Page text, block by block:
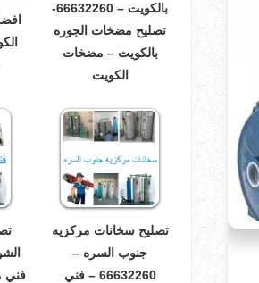
بالكويت – 66632260-
تصليح مضخات الجوره
بالكويت – مضخات
الكويت
تصليح سخانات مركزيه
جنوب السره –
66632260 – فني
فني